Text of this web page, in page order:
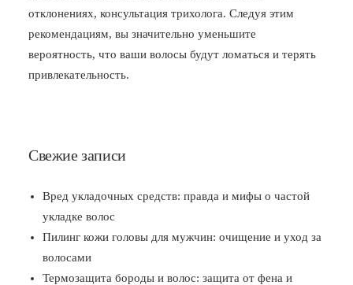
отклонениях, консультация трихолога. Следуя этим
рекомендациям, вы значительно уменьшите
вероятность, что ваши волосы будут ломаться и терять
привлекательность.
Свежие записи
Вред укладочных средств: правда и мифы о частой
укладке волос
Пилинг кожи головы для мужчин: очищение и уход за
волосами
Термозащита бороды и волос: защита от фена и